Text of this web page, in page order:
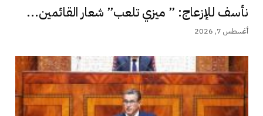
نأسف للإزعاج: ” ميزي تلعب” شعار القائمين...
أغسطس 7, 2026